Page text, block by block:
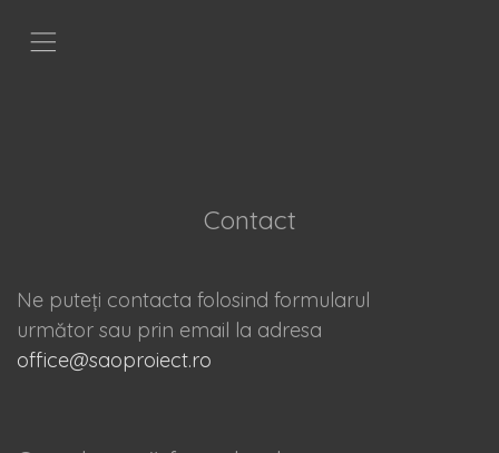
,
Contact
Ne puteți contacta folosind formularul
următor sau prin email la adresa
office@saoproiect.ro